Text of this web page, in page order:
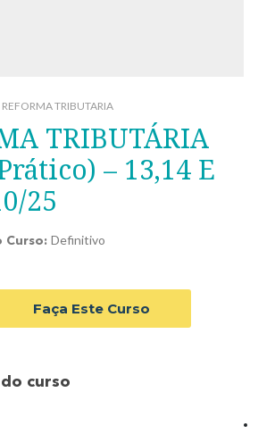
REFORMA TRIBUTARIA
– 13,14 E
25
Curso: Definitivo
Faça Este Curso
curso